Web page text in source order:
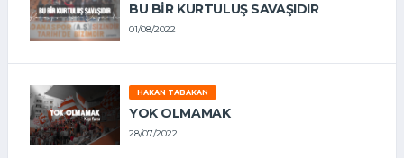
BU BİR KURTULUŞ SAVAŞIDIR
01/08/2022
HAKAN TABAKAN
YOK OLMAMAK
28/07/2022